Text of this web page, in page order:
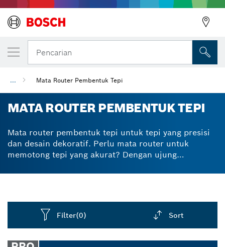
Pencarian
... Mata Router Pembentuk Tepi
MATA ROUTER PEMBENTUK TEPI
Mata router pembentuk tepi untuk tepi yang presisi
dan desain dekoratif. Perlu mata router untuk
memotong tepi yang akurat? Dengan ujung
untuk pembulatan tepi dan pengukiran halus
lama serta membantu Anda memotong tepi yang
lebih terukur dan presisi – untuk waktu yang lama.
kayu dan komposit kayu.
Filter(0) Sort
closed